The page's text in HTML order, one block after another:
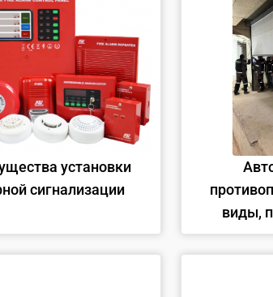
установки
сигнализации
виды,